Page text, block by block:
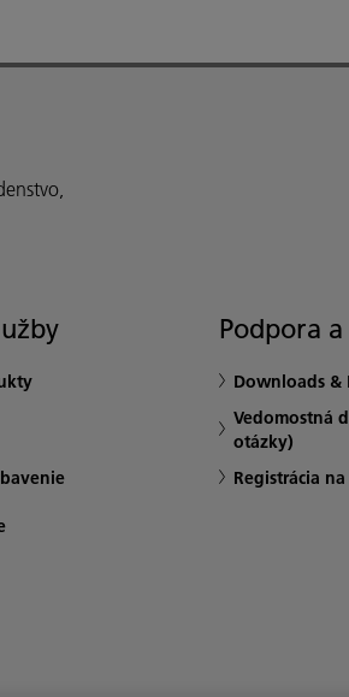
Podpora
Downloads &
Vedomostná
otázky)
Registrácia